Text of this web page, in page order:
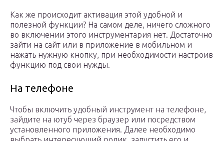
Как же происходит активация этой удобной и
полезной функции? На самом деле, ничего сложного
во включении этого инструментария нет. Достаточно
зайти на сайт или в приложение в мобильном и
нажать нужную кнопку, при необходимости настроив
функцию под свои нужды.
На телефоне
Чтобы включить удобный инструмент на телефоне,
зайдите на ютуб через браузер или посредством
установленного приложения. Далее необходимо